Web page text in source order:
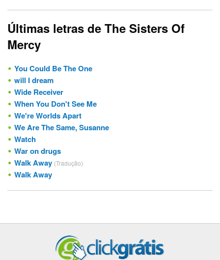
Últimas letras de The Sisters Of
Mercy
You Could Be The One
will I dream
Wide Receiver
When You Don't See Me
We're Worlds Apart
We Are The Same, Susanne
Watch
War on drugs
Walk Away (Tradução)
Walk Away